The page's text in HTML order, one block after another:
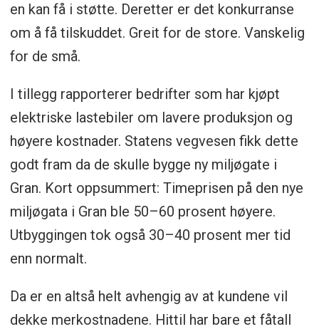
en kan få i støtte. Deretter er det konkurranse
om å få tilskuddet. Greit for de store. Vanskelig
for de små.
I tillegg rapporterer bedrifter som har kjøpt
elektriske lastebiler om lavere produksjon og
høyere kostnader. Statens vegvesen fikk dette
godt fram da de skulle bygge ny miljøgate i
Gran. Kort oppsummert: Timeprisen på den nye
miljøgata i Gran ble 50–60 prosent høyere.
Utbyggingen tok også 30–40 prosent mer tid
enn normalt.
Da er en altså helt avhengig av at kundene vil
dekke merkostnadene. Hittil har bare et fåtall